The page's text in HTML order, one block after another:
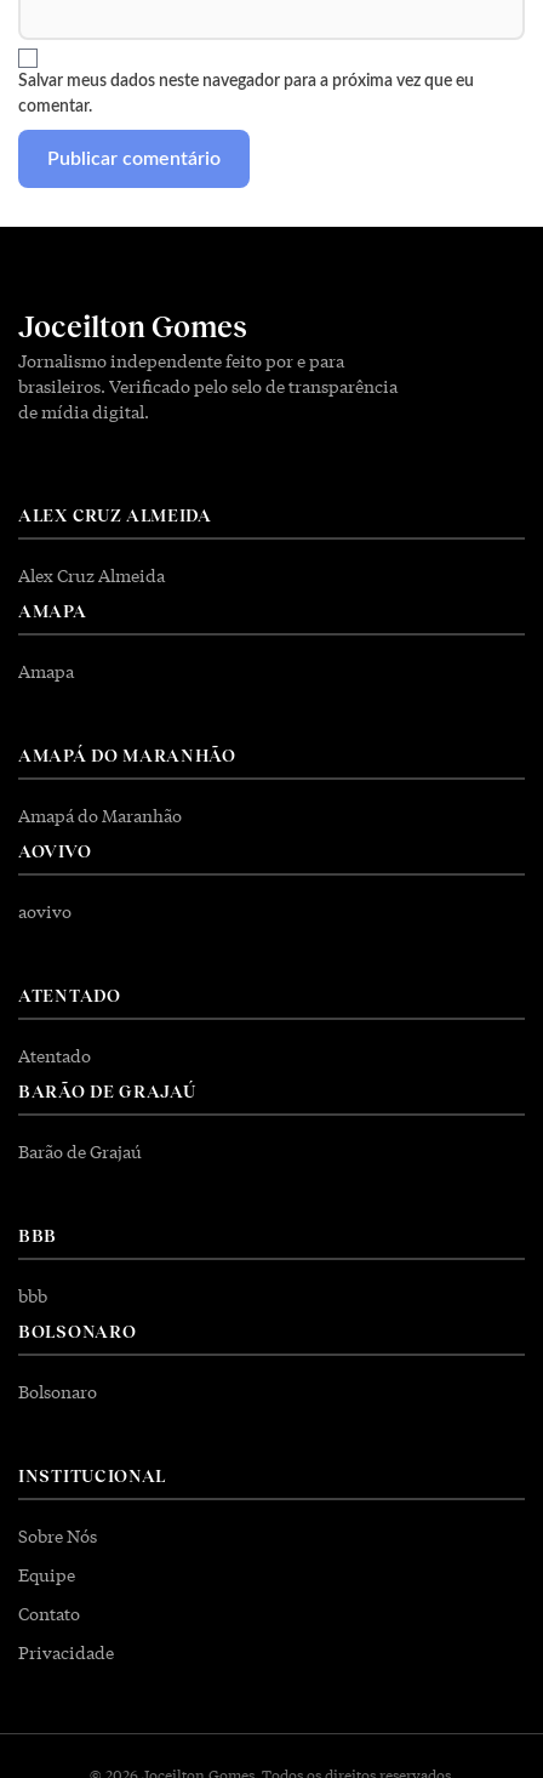
Salvar meus dados neste navegador para a próxima vez que eu
comentar.
Joceilton Gomes
Jornalismo independente feito por e para
brasileiros. Verificado pelo selo de transparência
de mídia digital.
ALEX CRUZ ALMEIDA
Alex Cruz Almeida
AMAPA
Amapa
AMAPÁ DO MARANHÃO
Amapá do Maranhão
AOVIVO
aovivo
ATENTADO
Atentado
BARÃO DE GRAJAÚ
Barão de Grajaú
BBB
bbb
BOLSONARO
Bolsonaro
INSTITUCIONAL
Sobre Nós
Equipe
Contato
Privacidade